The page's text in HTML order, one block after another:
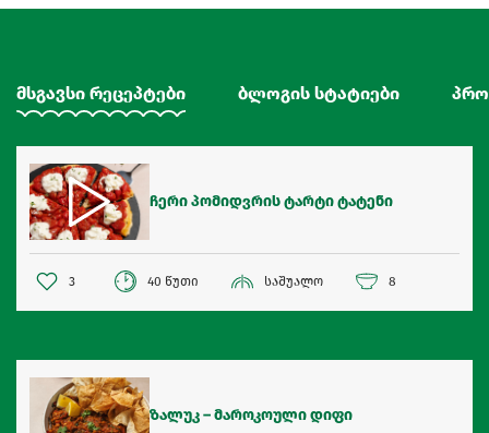
მსგავსი რეცეპტები ბლოგის სტატიები
ჩერი პომიდვრის ტარტი ტატენი
3 40 წუთი საშუალო 8
ზალუკ – მაროკოული დიფი